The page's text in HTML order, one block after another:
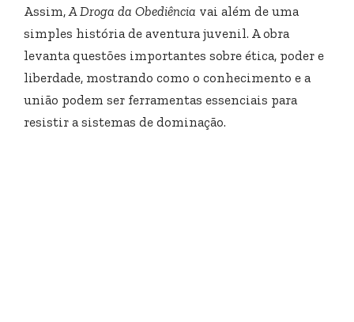
Assim, A Droga da Obediência vai além de uma
simples história de aventura juvenil. A obra
levanta questões importantes sobre ética, poder e
liberdade, mostrando como o conhecimento e a
união podem ser ferramentas essenciais para
resistir a sistemas de dominação.